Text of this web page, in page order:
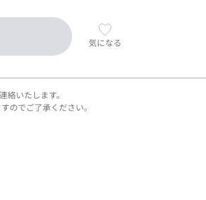
気になる
いたします。
のでご了承ください。